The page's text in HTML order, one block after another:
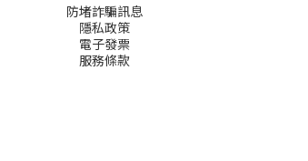
防堵詐騙訊息
隱私政策
電子發票
服務條款